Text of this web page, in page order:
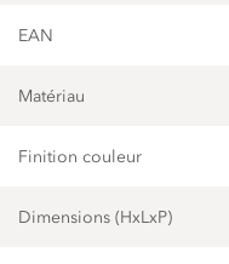
EAN
Matériau
Finition couleur
Dimensions (HxLxP)